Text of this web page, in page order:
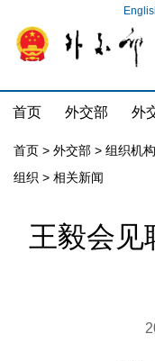
首页 外交部 外
首页 > 外交部 > 组织机构
组织 > 相关新闻
王毅会见